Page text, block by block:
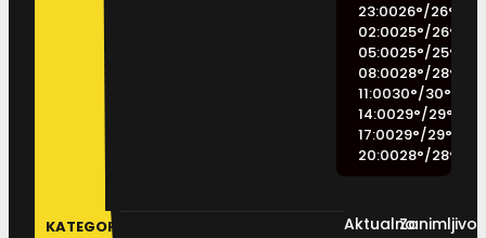
23:0026°/26°
02:0025°/26°
05:0025°/25°
08:0028°/28°
11:0030°/30°
14:0029°/29°
17:0029°/29°
20:0028°/28°
KATEGORIJE
Aktualno